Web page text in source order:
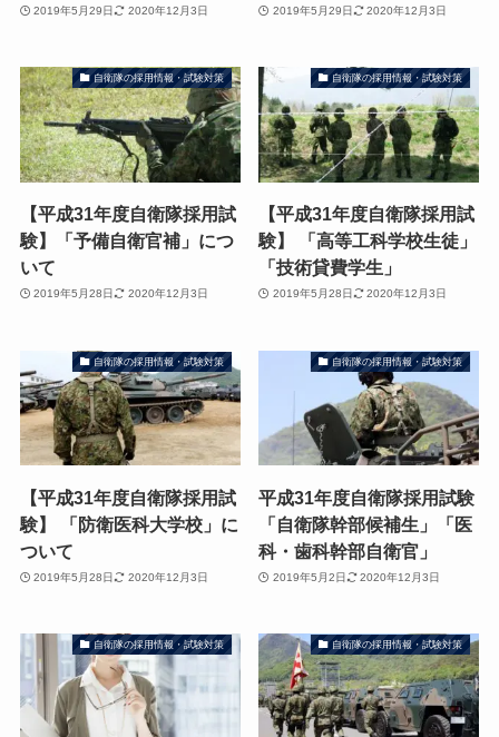
2019年5月29日 2020年12月3日 2019年5月29日 2020年12月3日
自衛隊の採用情報・試験対策
【平成31年度自衛隊採用試
験】「予備自衛官補」につ
いて
2019年5月28日 2020年12月3日
自衛隊の採用情報・試験対策
【平成31年度自衛隊採用試
験】 「高等工科学校生徒」
「技術貸費学生」
2019年5月28日 2020年12月3日
自衛隊の採用情報・試験対策
【平成31年度自衛隊採用試
験】 「防衛医科大学校」に
ついて
2019年5月28日 2020年12月3日
自衛隊の採用情報・試験対策
平成31年度自衛隊採用試験
「自衛隊幹部候補生」「医
科・歯科幹部自衛官」
2019年5月2日 2020年12月3日
自衛隊の採用情報・試験対策 自衛隊の採用情報・試験対策